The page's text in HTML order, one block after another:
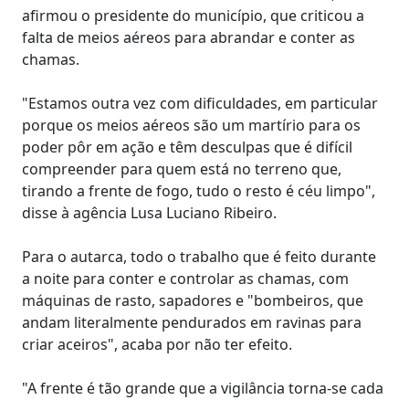
afirmou o presidente do município, que criticou a
falta de meios aéreos para abrandar e conter as
chamas.
"Estamos outra vez com dificuldades, em particular
porque os meios aéreos são um martírio para os
poder pôr em ação e têm desculpas que é difícil
compreender para quem está no terreno que,
tirando a frente de fogo, tudo o resto é céu limpo",
disse à agência Lusa Luciano Ribeiro.
Para o autarca, todo o trabalho que é feito durante
a noite para conter e controlar as chamas, com
máquinas de rasto, sapadores e "bombeiros, que
andam literalmente pendurados em ravinas para
criar aceiros", acaba por não ter efeito.
"A frente é tão grande que a vigilância torna-se cada